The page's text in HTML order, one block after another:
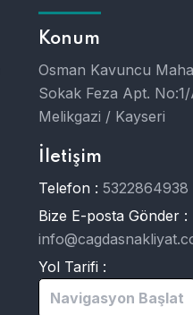
Konum
Osman Kavuncu
Sokak Feza Apt.
Melikgazi / Kayseri
İletişim
Telefon : 5322864938
Bize E-posta Gönder :
Yol Tarifi :
Navigasyon Başlat